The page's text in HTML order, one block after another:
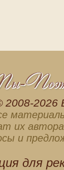
2008-2026
их
и
для